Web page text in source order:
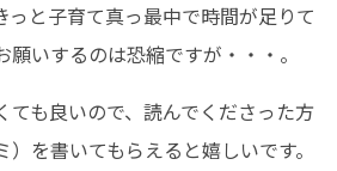
っと子育て真っ最中で時間が足りて
いするのは恐縮ですが・・・。
ても良いので、読んでくださった方
を書いてもらえると嬉しいです。